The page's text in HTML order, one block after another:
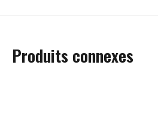
Produits connexes